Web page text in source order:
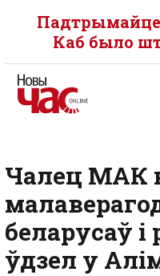
Падтрымайце
Каб было
Чалец МАК
беларусаў і
ўдзел у